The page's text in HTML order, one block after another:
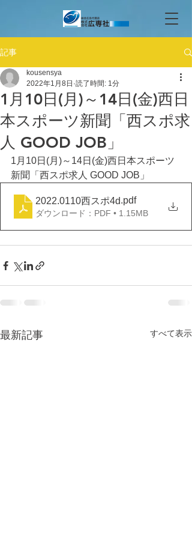
記事
1月10日(月)～14日(金)西日
本スポーツ新聞「西スポ求
人 GOOD JOB」
kousensya
2022年1月8日 読了時間: 1分
1月10日(月)～14日(金)西日本スポーツ
新聞「西スポ求人 GOOD JOB」
2022.0110西スポ4d.pdf
ダウンロード：PDF • 1.15MB
最新記事 すべて表示